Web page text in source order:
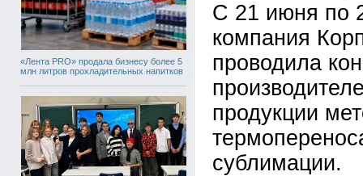
«Лента PRO» продала бизнесу более 5
млн литров прохладительных напитков
С 21 июня по
компания
проводила
продукции
сублимации.